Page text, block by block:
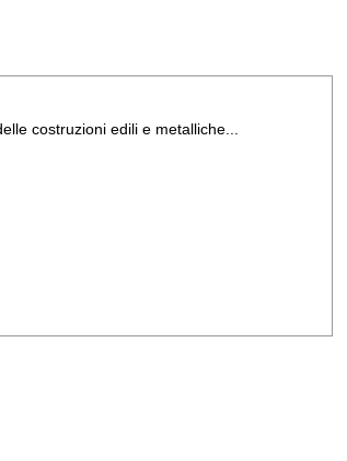
costruzioni edili e metalliche...